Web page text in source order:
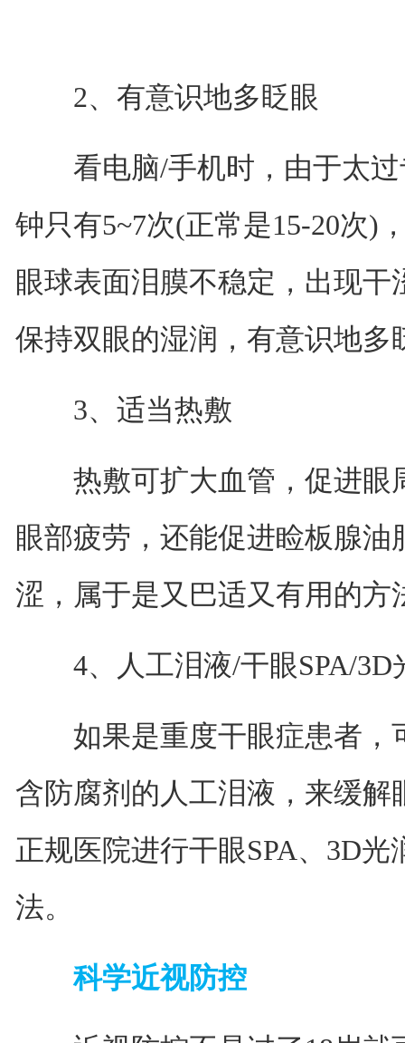
2、有意识地多眨眼
看电脑/手机时，由于太过
钟只有5~7次(正常是15-20次)
眼球表面泪膜不稳定，出现
保持双眼的湿润，有意识地多
3、适当热敷
热敷可扩大血管，促进眼
眼部疲劳，还能促进睑板腺
涩，属于是又巴适又有用的方
4、人工泪液/干眼SPA/3D
如果是重度干眼症患者，
含防腐剂的人工泪液，来缓
正规医院进行干眼SPA、3D
法。
科学近视防控